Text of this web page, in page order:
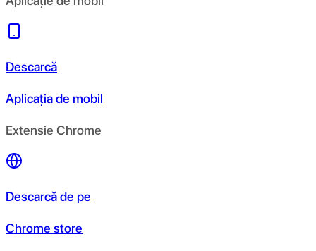
Descarcă
Aplicația de mobil
Extensie Chrome
Descarcă de pe
Chrome store